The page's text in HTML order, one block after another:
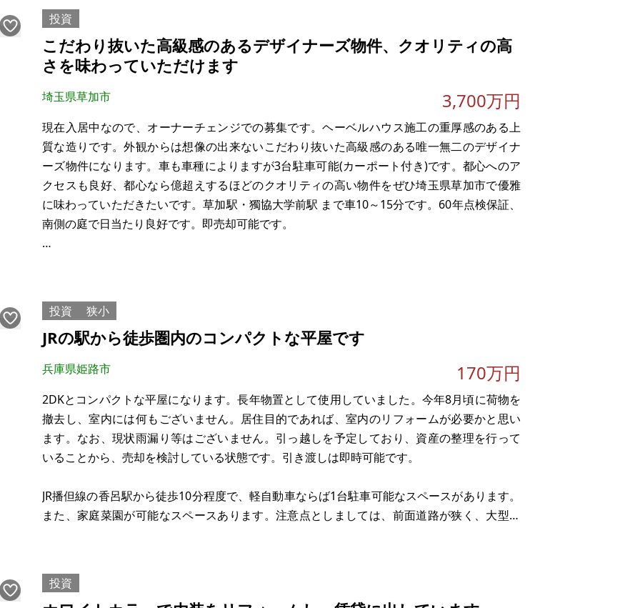
現況：入居中
希望価格：696万円（税込）
満室時想定表面利回り：10.00％
現況家賃月収：58,000円
間取り：5LDK
竣工年月：昭和61年9月（1986年9月）
築年数：築39年
駐車場：2台
土地
投資
こだわり抜いた高級感のあるデザイナーズ物件、クオリティの高
さを味わっていただけます
埼玉県草加市 3,700万円
現在入居中なので、オーナーチェンジでの募集です。ヘーベルハウス施工の重厚感のある上
質な造りです。外観からは想像の出来ないこだわり抜いた高級感のある唯一無二のデザイナ
ーズ物件になります。車も車種によりますが3台駐車可能(カーポート付き)です。都心へのア
クセスも良好、都心なら億超えするほどのクオリティの高い物件をぜひ埼玉県草加市で優雅
に味わっていただきたいです。草加駅・獨協大学前駅 まで車10～15分です。60年点検保証、
南側の庭で日当たり良好です。即売却可能です。
・ヘーベルハウス施工
・60年点検保証
・サウナ聖地・草
投資 狭小
JRの駅から徒歩圏内のコンパクトな平屋です
兵庫県姫路市 170万円
2DKとコンパクトな平屋になります。長年物置として使用していました。今年8月頃に荷物を
撤去し、室内には何もございません。居住目的であれば、室内のリフォームが必要かと思い
ます。なお、現状雨漏り等はございません。引っ越しを予定しており、資産の整理を行って
いることから、売却を検討している状態です。引き渡しは即時可能です。
JR播但線の香呂駅から徒歩10分程度で、軽自動車ならば1台駐車可能なスペースがあります。
また、家庭菜園が可能なスペースあります。注意点としましては、前面道路が狭く、大型の
投資